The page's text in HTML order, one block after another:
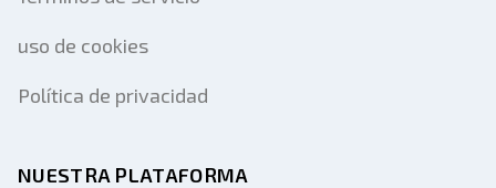
uso de cookies
Política de privacidad
NUESTRA PLATAFORMA